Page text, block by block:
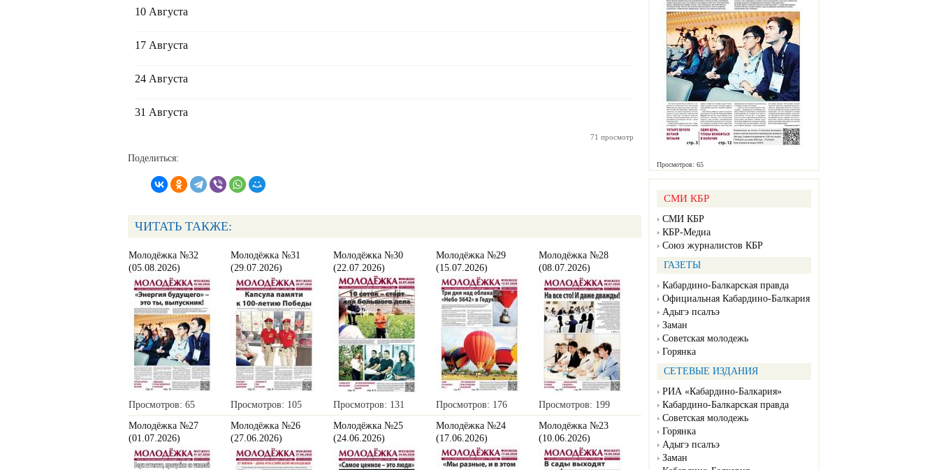
Просмотров: 65
СМИ КБР
СМИ КБР
КБР-Медиа
Союз журналистов КБР
ГАЗЕТЫ
Кабардино-Балкарская правда
Официальная Кабардино-Балкария
Адыгэ псалъэ
Заман
Советская молодежь
Горянка
СЕТЕВЫЕ ИЗДАНИЯ
РИА «Кабардино-Балкария»
Кабардино-Балкарская правда
Советская молодежь
Горянка
Адыгэ псалъэ
Заман
10 Августа
17 Августа
24 Августа
31 Августа
71 просмотр
Поделиться:
ЧИТАТЬ ТАКЖЕ:
Молодёжка №32
(05.08.2026)
Просмотров: 65
Молодёжка №31
(29.07.2026)
Просмотров: 105
Молодёжка №30
(22.07.2026)
Просмотров: 131
Молодёжка №29
(15.07.2026)
Просмотров: 176
Молодёжка №28
(08.07.2026)
Просмотров: 199
Молодёжка №27
(01.07.2026)
Молодёжка №26
(27.06.2026)
Молодёжка №25
(24.06.2026)
Молодёжка №24
(17.06.2026)
Молодёжка №23
(10.06.2026)